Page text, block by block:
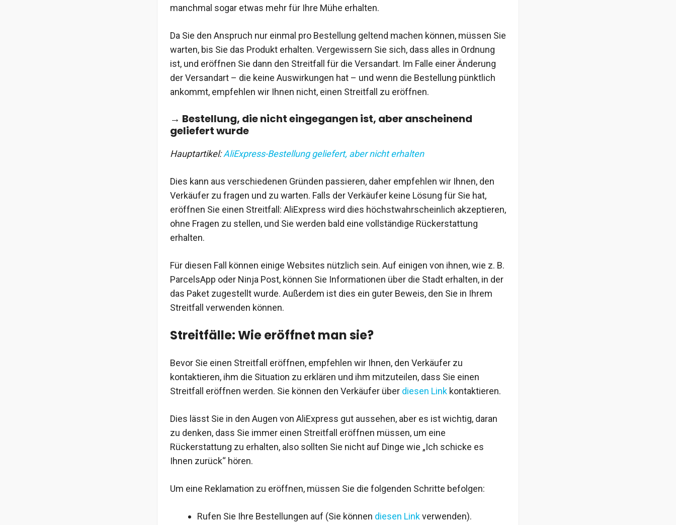
manchmal sogar etwas mehr für Ihre Mühe erhalten.
Da Sie den Anspruch nur einmal pro Bestellung geltend machen können, müssen Sie
warten, bis Sie das Produkt erhalten. Vergewissern Sie sich, dass alles in Ordnung
ist, und eröffnen Sie dann den Streitfall für die Versandart. Im Falle einer Änderung
der Versandart – die keine Auswirkungen hat – und wenn die Bestellung pünktlich
ankommt, empfehlen wir Ihnen nicht, einen Streitfall zu eröffnen.
→ Bestellung, die nicht eingegangen ist, aber anscheinend
geliefert wurde
Hauptartikel:AliExpress-Bestellung geliefert, aber nicht erhalten
Dies kann aus verschiedenen Gründen passieren, daher empfehlen wir Ihnen, den
Verkäufer zu fragen und zu warten. Falls der Verkäufer keine Lösung für Sie hat,
eröffnen Sie einen Streitfall: AliExpress wird dies höchstwahrscheinlich akzeptieren,
ohne Fragen zu stellen, und Sie werden bald eine vollständige Rückerstattung
erhalten.
Für diesen Fall können einige Websites nützlich sein. Auf einigen von ihnen, wie z. B.
ParcelsApp oder Ninja Post, können Sie Informationen über die Stadt erhalten, in der
das Paket zugestellt wurde. Außerdem ist dies ein guter Beweis, den Sie in Ihrem
Streitfall verwenden können.
Streitfälle: Wie eröffnet man sie?
Bevor Sie einen Streitfall eröffnen, empfehlen wir Ihnen, den Verkäufer zu
kontaktieren, ihm die Situation zu erklären und ihm mitzuteilen, dass Sie einen
Streitfall eröffnen werden. Sie können den Verkäufer über diesen Link kontaktieren.
Dies lässt Sie in den Augen von AliExpress gut aussehen, aber es ist wichtig, daran
zu denken, dass Sie immer einen Streitfall eröffnen müssen, um eine
Rückerstattung zu erhalten, also sollten Sie nicht auf Dinge wie „Ich schicke es
Ihnen zurück“ hören.
Um eine Reklamation zu eröffnen, müssen Sie die folgenden Schritte befolgen:
Rufen Sie Ihre Bestellungen auf (Sie können diesen Linkverwenden).